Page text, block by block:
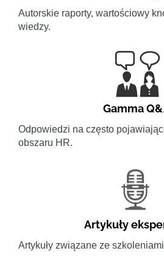
Autorskie raporty, wartościowy
wiedzy.
Gamma
Odpowiedzi na często
obszaru HR.
Artykuły
Artykuły związane ze